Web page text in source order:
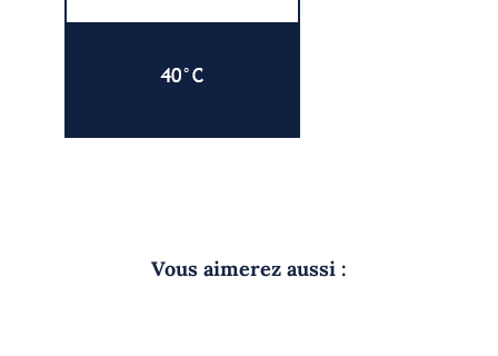
Vous aimerez aussi :